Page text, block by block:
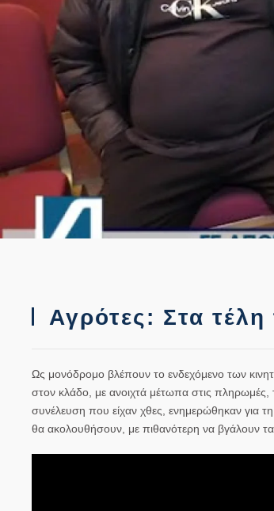
Αγρότες: Στα
Ως μονόδρομο βλέπουν το ενδεχόμενο των
στον κλάδο, με ανοιχτά μέτωπα στις πληρωμές,
συνέλευση που είχαν χθες, ενημερώθηκαν για
θα ακολουθήσουν, με πιθανότερη να βγάλουν